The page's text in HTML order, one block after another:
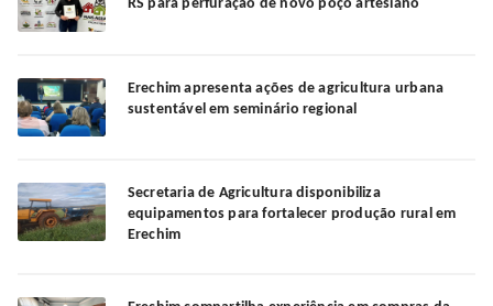
RS para perfuração de novo poço artesiano
Erechim apresenta ações de agricultura urbana
sustentável em seminário regional
Secretaria de Agricultura disponibiliza
equipamentos para fortalecer produção rural em
Erechim